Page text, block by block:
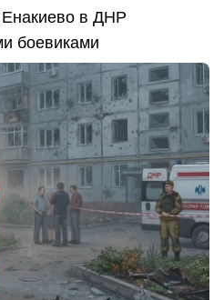
Енакиево в ДНР
боевиками